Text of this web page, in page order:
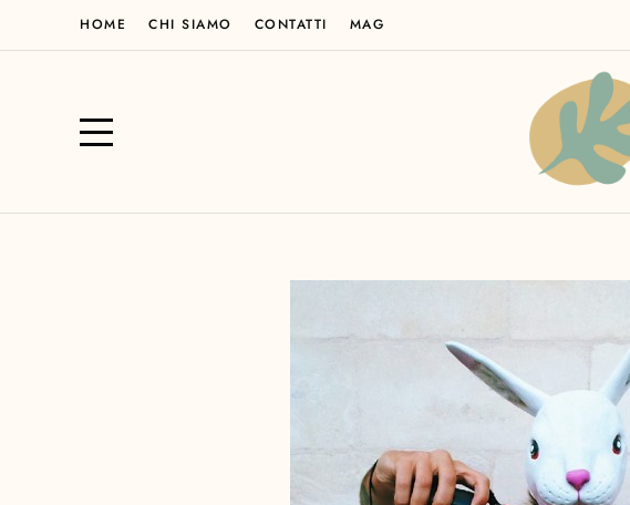
HOME CHI SIAMO CONTATTI MAG